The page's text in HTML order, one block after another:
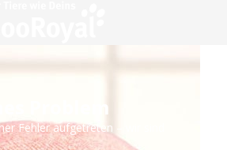
Problem
Fehler aufgetreten – wir sind